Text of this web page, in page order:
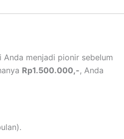
menjadi pionir sebelum
Rp1.500.000,-, Anda